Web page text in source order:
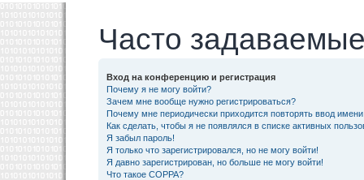
Часто
Вход на конференцию и регистрация
Почему я не могу войти?
Зачем мне вообще нужно регистрироваться?
Почему мне периодически приходится повторять ввод
Как сделать, чтобы я не появлялся в списке активных
Я забыл пароль!
Я только что зарегистрировался, но не могу войти!
Я давно зарегистрирован, но больше не могу войти!
Что такое COPPA?